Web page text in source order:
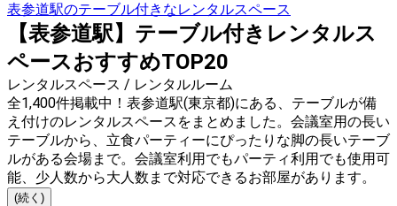
表参道駅のテーブル付きなレンタルスペース
【表参道駅】テーブル付きレンタルス
ペースおすすめTOP20
レンタルスペース / レンタルルーム
全1,400件掲載中！表参道駅(東京都)にある、テーブルが備
え付けのレンタルスペースをまとめました。会議室用の長い
テーブルから、立食パーティーにぴったりな脚の長いテーブ
ルがある会場まで。会議室利用でもパーティ利用でも使用可
能、少人数から大人数まで対応できるお部屋があります。
(続く)